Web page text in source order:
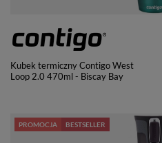
Kubek termiczny Contigo West
Loop 2.0 470ml - Biscay Bay
PROMOCJA BESTSELLER